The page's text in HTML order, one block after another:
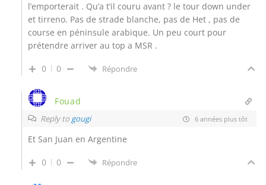
l’emporterait . Qu’a t’il couru avant ? le tour down under
et tirreno. Pas de strade blanche, pas de Het , pas de
course en péninsule arabique. Un peu court pour
prétendre arriver au top a MSR .
0 0 Répondre
Fouad
Reply to gougi 6 années plus tôt
Et San Juan en Argentine
0 0 Répondre